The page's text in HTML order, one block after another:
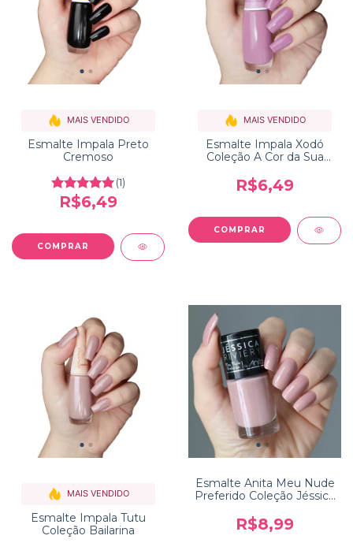
MAIS VENDIDO
Esmalte Impala Preto
Cremoso
(1)
R$6,49
MAIS VENDIDO
Esmalte Impala Xodó
Coleção A Cor da Sua
R$6,49
MAIS VENDIDO
Esmalte Impala Tutu
Coleção Bailarina
Esmalte Anita Meu Nude
Preferido Coleção Jéssica
R$8,99